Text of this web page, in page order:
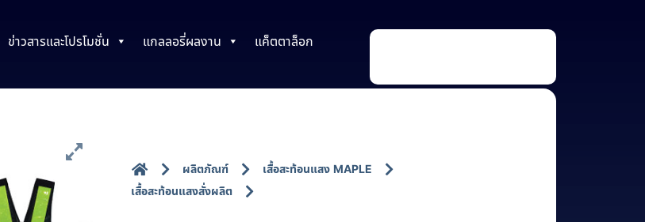
ข่าวสารและโปรโมชั่น แกลลอรี่ผลงาน
แค็ตตาล็อก
d
u
ผลิตภัณฑ์
เสื้อสะท้อนแสง MAPLE
เสื้อสะท้อนแสงสั่งผลิต